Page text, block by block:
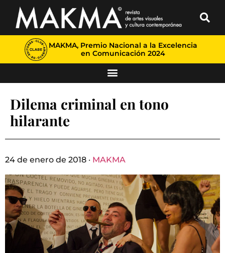
MAKMA, Premio Nacional a la Excelencia
en Comunicación 2024
Dilema criminal en tono
hilarante
24 de enero de 2018 · MAKMA